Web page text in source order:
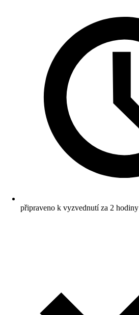
připraveno k vyzvednutí za 2 hodiny